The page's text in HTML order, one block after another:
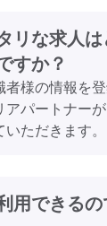
リな求人
すか？
者様の情報を
アパートナー
ただきます。
用できるの